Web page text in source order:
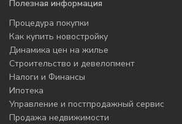
Полезная информация
Процедура покупки
Как купить новостройку
Динамика цен на жилье
Строительство и девелопмент
Налоги и Финансы
Ипотека
Управление и постпродажный сервис
Продажа недвижимости